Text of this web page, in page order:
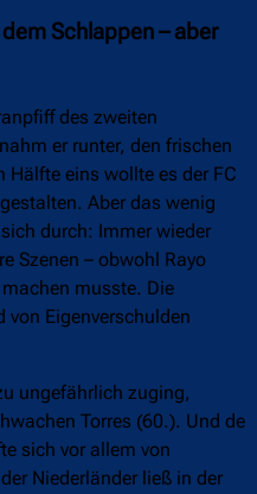
Schlappen – aber
des zweiten
er runter, den frischen
Hälfte eins wollte es der FC
Aber das wenig
durch: Immer wieder
Szenen – obwohl Rayo
musste. Die
Eigenverschulden
ungefährlich zuging,
Torres (60.). Und de
sich vor allem von
Niederländer ließ in der